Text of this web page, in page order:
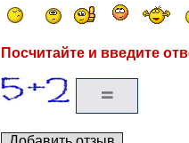
Посчитайте и введите